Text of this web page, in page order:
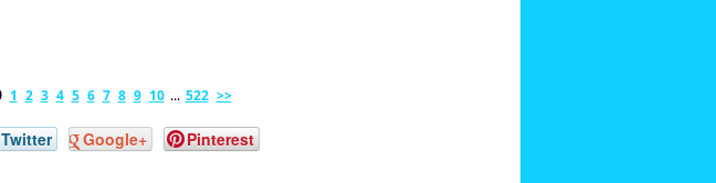
1 2 3 4 5 6 7 8 9 10 ... 522 >>
Twitter Google+ Pinterest